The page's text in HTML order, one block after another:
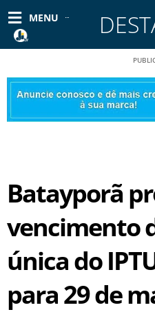
para
conteúdo
MENU
Batayporã
vencimento
única do
para 29 de